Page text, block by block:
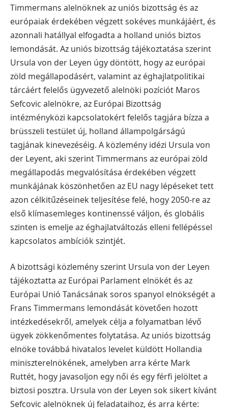
Timmermans alelnöknek az uniós bizottság és az
európaiak érdekében végzett sokéves munkájáért, és
azonnali hatállyal elfogadta a holland uniós biztos
lemondását. Az uniós bizottság tájékoztatása szerint
Ursula von der Leyen úgy döntött, hogy az európai
zöld megállapodásért, valamint az éghajlatpolitikai
tárcáért felelős ügyvezető alelnöki pozíciót Maros
Sefcovic alelnökre, az Európai Bizottság
intézményközi kapcsolatokért felelős tagjára bízza a
brüsszeli testület új, holland állampolgárságú
tagjának kinevezéséig. A közlemény idézi Ursula von
der Leyent, aki szerint Timmermans az európai zöld
megállapodás megvalósítása érdekében végzett
munkájának köszönhetően az EU nagy lépéseket tett
azon célkitűzéseinek teljesítése felé, hogy 2050-re az
első klímasemleges kontinenssé váljon, és globális
szinten is emelje az éghajlatváltozás elleni fellépéssel
kapcsolatos ambíciók szintjét.
A bizottsági közlemény szerint Ursula von der Leyen
tájékoztatta az Európai Parlament elnökét és az
Európai Unió Tanácsának soros spanyol elnökségét a
Frans Timmermans lemondását követően hozott
intézkedésekről, amelyek célja a folyamatban lévő
ügyek zökkenőmentes folytatása. Az uniós bizottság
elnöke továbbá hivatalos levelet küldött Hollandia
miniszterelnökének, amelyben arra kérte Mark
Ruttét, hogy javasoljon egy női és egy férfi jelöltet a
biztosi posztra. Ursula von der Leyen sok sikert kívánt
Sefcovic alelnöknek új feladataihoz, és arra kérte: